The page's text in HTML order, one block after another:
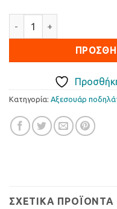
Κατηγορία: Αξεσουάρ
ΣΧΕΤΙΚΆ ΠΡΟΪΌΝΤΑ